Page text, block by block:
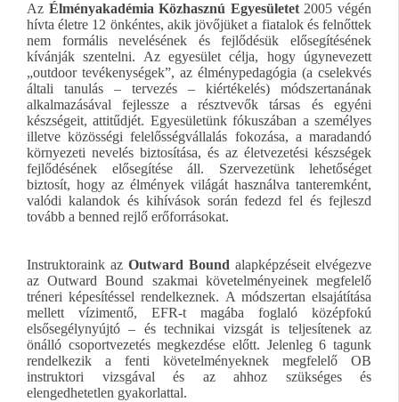
Az Élményakadémia Közhasznú Egyesületet2005 végén
hívta életre 12 önkéntes, akik jövőjüket a fiatalok és felnőttek
nem formális nevelésének és fejlődésük elősegítésének
kívánják szentelni. Az egyesület célja, hogy úgynevezett
„outdoor tevékenységek”, az élménypedagógia (a cselekvés
általi tanulás – tervezés – kiértékelés) módszertanának
alkalmazásával fejlessze a résztvevők társas és egyéni
készségeit, attitűdjét. Egyesületünk fókuszában a személyes
illetve közösségi felelősségvállalás fokozása, a maradandó
környezeti nevelés biztosítása, és az életvezetési készségek
fejlődésének elősegítése áll. Szervezetünk lehetőséget
biztosít, hogy az élmények világát használva tanteremként,
valódi kalandok és kihívások során fedezd fel és fejleszd
tovább a benned rejlő erőforrásokat.
Instruktoraink azOutward Bound alapképzéseit elvégezve
az Outward Bound szakmai követelményeinek megfelelő
tréneri képesítéssel rendelkeznek. A módszertan elsajátítása
mellett vízimentő, EFR-t magába foglaló középfokú
elsősegélynyújtó – és technikai vizsgát is teljesítenek az
önálló csoportvezetés megkezdése előtt. Jelenleg 6 tagunk
rendelkezik a fenti követelményeknek megfelelő OB
instruktori vizsgával és az ahhoz szükséges és
elengedhetetlen gyakorlattal.